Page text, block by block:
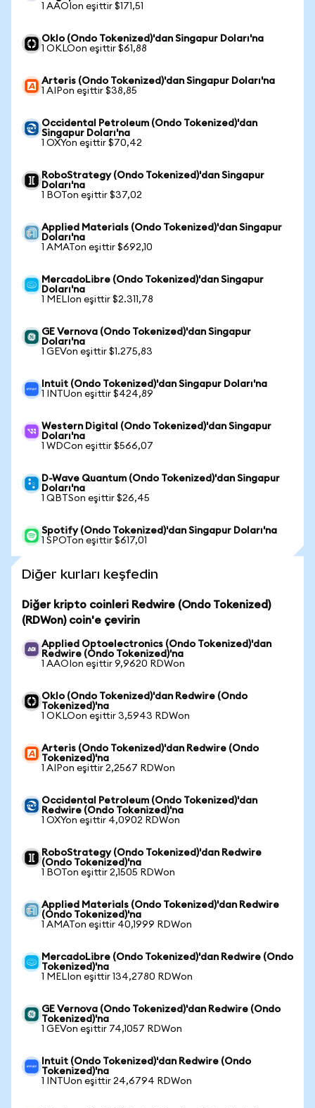
1 AAOIon eşittir $171,51
Oklo (Ondo Tokenized)'dan Singapur Doları'na
1 OKLOon eşittir $61,88
Arteris (Ondo Tokenized)'dan Singapur Doları'na
1 AIPon eşittir $38,85
Occidental Petroleum (Ondo Tokenized)'dan
Singapur Doları'na
1 OXYon eşittir $70,42
RoboStrategy (Ondo Tokenized)'dan Singapur
Doları'na
1 BOTon eşittir $37,02
Applied Materials (Ondo Tokenized)'dan Singapur
Doları'na
1 AMATon eşittir $692,10
MercadoLibre (Ondo Tokenized)'dan Singapur
Doları'na
1 MELIon eşittir $2.311,78
GE Vernova (Ondo Tokenized)'dan Singapur
Doları'na
1 GEVon eşittir $1.275,83
Intuit (Ondo Tokenized)'dan Singapur Doları'na
1 INTUon eşittir $424,89
Western Digital (Ondo Tokenized)'dan Singapur
Doları'na
1 WDCon eşittir $566,07
D-Wave Quantum (Ondo Tokenized)'dan Singapur
Doları'na
1 QBTSon eşittir $26,45
Spotify (Ondo Tokenized)'dan Singapur Doları'na
1 SPOTon eşittir $617,01
Diğer kurları keşfedin
Diğer kripto coinleri Redwire (Ondo Tokenized)
(RDWon) coin'e çevirin
Applied Optoelectronics (Ondo Tokenized)'dan
Redwire (Ondo Tokenized)'na
1 AAOIon eşittir 9,9620 RDWon
Oklo (Ondo Tokenized)'dan Redwire (Ondo
Tokenized)'na
1 OKLOon eşittir 3,5943 RDWon
Arteris (Ondo Tokenized)'dan Redwire (Ondo
Tokenized)'na
1 AIPon eşittir 2,2567 RDWon
Occidental Petroleum (Ondo Tokenized)'dan
Redwire (Ondo Tokenized)'na
1 OXYon eşittir 4,0902 RDWon
RoboStrategy (Ondo Tokenized)'dan Redwire
(Ondo Tokenized)'na
1 BOTon eşittir 2,1505 RDWon
Applied Materials (Ondo Tokenized)'dan Redwire
(Ondo Tokenized)'na
1 AMATon eşittir 40,1999 RDWon
MercadoLibre (Ondo Tokenized)'dan Redwire (Ondo
Tokenized)'na
1 MELIon eşittir 134,2780 RDWon
GE Vernova (Ondo Tokenized)'dan Redwire (Ondo
Tokenized)'na
1 GEVon eşittir 74,1057 RDWon
Intuit (Ondo Tokenized)'dan Redwire (Ondo
Tokenized)'na
1 INTUon eşittir 24,6794 RDWon